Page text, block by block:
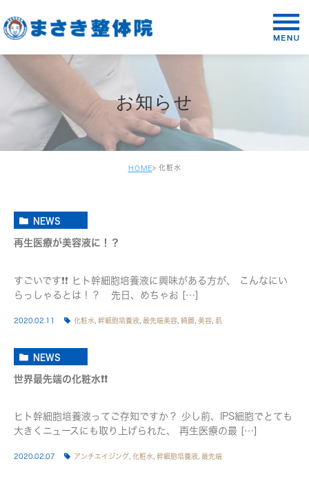
お知らせ
HOME 化粧水
NEWS
再生医療が美容液に！？
すごいです❗❗ ヒト幹細胞培養液に興味がある方が、 こんなにい
らっしゃるとは！？ 先日、めちゃお […]
2020.02.11 化粧水 幹細胞培養液 最先端美容 綺麗 美容 肌
NEWS
世界最先端の化粧水❗❗
ヒト幹細胞培養液ってご存知ですか？ 少し前、IPS細胞でとても
大きくニュースにも取り上げられた、 再生医療の最 […]
2020.02.07 アンチエイジング 化粧水 幹細胞培養液 最先端